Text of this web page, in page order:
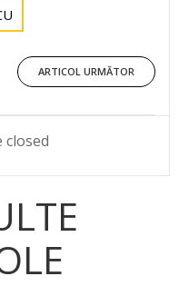
PostARTICOL URMĂTOR
closed